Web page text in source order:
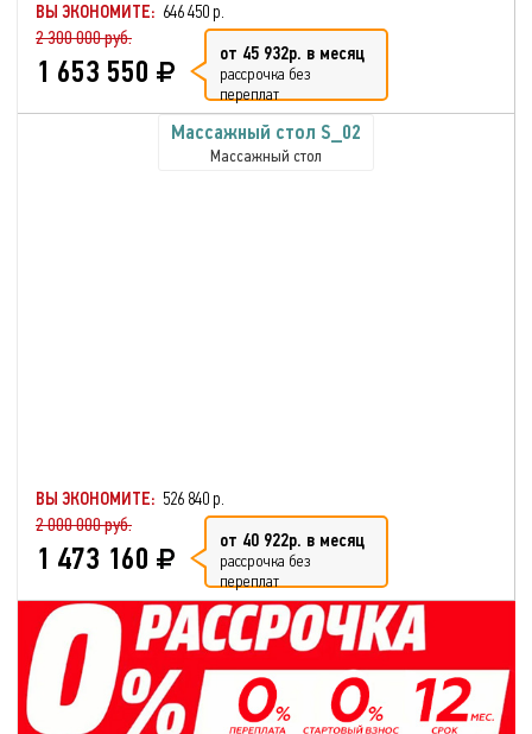
ВЫ ЭКОНОМИТЕ: 646 450 р.
2 300 000 руб.
1 653 550 от 45 932р. в месяц
рассрочка без
переплат
Массажный стол S_02
Массажный стол
ВЫ ЭКОНОМИТЕ: 526 840 р.
2 000 000 руб.
1 473 160 от 40 922р. в месяц
рассрочка без
переплат